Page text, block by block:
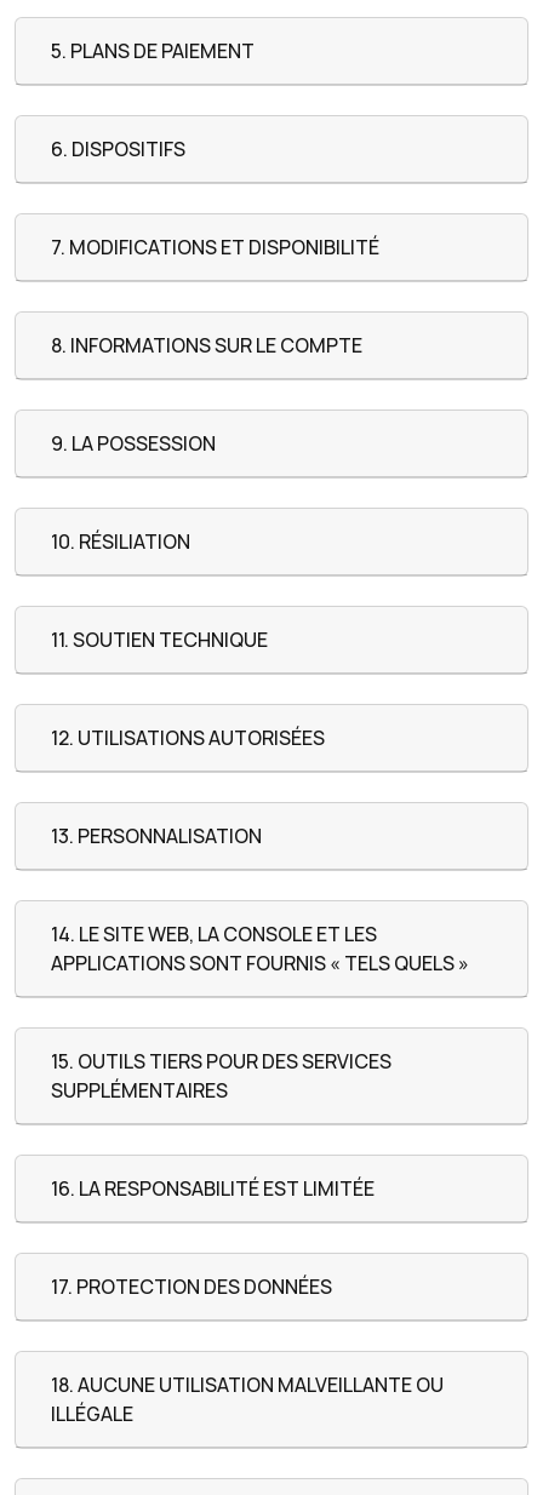
5. PLANS DE PAIEMENT
6. DISPOSITIFS
7. MODIFICATIONS ET DISPONIBILITÉ
8. INFORMATIONS SUR LE COMPTE
9. LA POSSESSION
10. RÉSILIATION
11. SOUTIEN TECHNIQUE
12. UTILISATIONS AUTORISÉES
13. PERSONNALISATION
14. LE SITE WEB, LA CONSOLE ET LES
APPLICATIONS SONT FOURNIS « TELS QUELS »
15. OUTILS TIERS POUR DES SERVICES
SUPPLÉMENTAIRES
16. LA RESPONSABILITÉ EST LIMITÉE
17. PROTECTION DES DONNÉES
18. AUCUNE UTILISATION MALVEILLANTE OU
ILLÉGALE